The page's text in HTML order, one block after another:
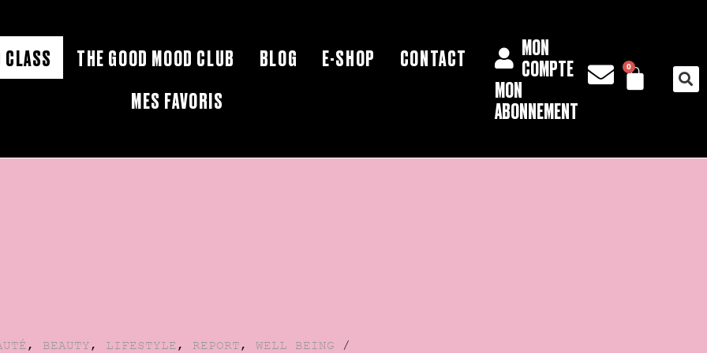
CLASS THE GOOD MOOD CLUB BLOG E-SHOP
CONTACT
MES FAVORIS
MON
COMPTE
MON
ABONNEMENT
0
, BEAUTY, LIFESTYLE, REPORT, WELL BEING /